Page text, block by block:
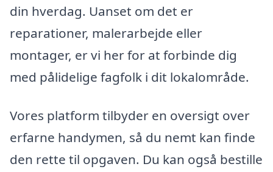
din hverdag. Uanset om det er
reparationer, malerarbejde eller
montager, er vi her for at forbinde dig
med pålidelige fagfolk i dit lokalområde.
Vores platform tilbyder en oversigt over
erfarne handymen, så du nemt kan finde
den rette til opgaven. Du kan også bestille